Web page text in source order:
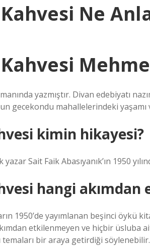
Ne
yazmıştır. Divan edebiyatı
gecekondu mahallelerindeki
kimin hikayesi?
Sait Faik Abasıyanık’ın 1950
hangi
1950’de yayımlanan beşinci öykü
etkilenmeyen ve hiçbir üsluba
temaları bir araya getirdiği söylenebilir.